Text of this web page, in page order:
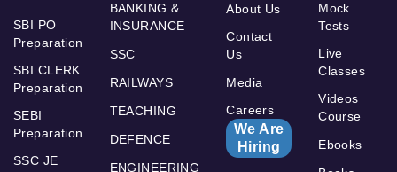
SBI PO
Preparation
SBI CLERK
Preparation
SEBI
Preparation
SSC JE
BANKING &
INSURANCE
SSC
RAILWAYS
TEACHING
DEFENCE
ENGINEERING
About Us
Contact
Us
Media
Careers
We Are
Hiring
Mock
Tests
Live
Classes
Videos
Course
Ebooks